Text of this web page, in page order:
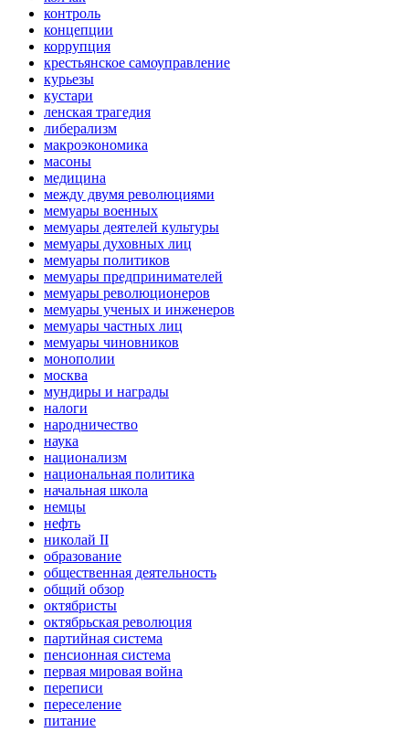
контроль
концепции
коррупция
крестьянское самоуправление
курьезы
кустари
ленская трагедия
либерализм
макроэкономика
масоны
медицина
между двумя революциями
мемуары военных
мемуары деятелей культуры
мемуары духовных лиц
мемуары политиков
мемуары предпринимателей
мемуары революционеров
мемуары ученых и инженеров
мемуары частных лиц
мемуары чиновников
монополии
москва
мундиры и награды
налоги
народничество
наука
национализм
национальная политика
начальная школа
немцы
нефть
николай II
образование
общественная деятельность
общий обзор
октябристы
октябрьская революция
партийная система
пенсионная система
первая мировая война
переписи
переселение
питание